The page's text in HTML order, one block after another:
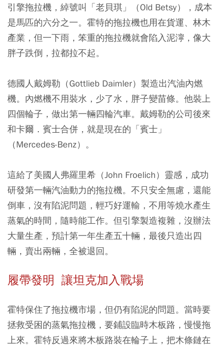
引擎拖拉機，綽號叫「老貝琪」（Old Betsy），成本
是馬匹的六分之一。霍特的拖拉機也用在貨運、林木
產業，但一下雨，笨重的拖拉機就會陷入泥濘，像大
胖子跌倒，拉都拉不起。
德國人戴姆勒（Gottlieb Daimler）製造出汽油內燃
機。內燃機不用裝水，少了水，胖子變苗條。他裝上
四個輪子，做出第一輛四輪汽車。戴姆勒的公司後來
和卡爾．賓士合併，就是現在的「賓士」
（Mercedes-Benz）。
這給了美國人弗羅里希（John Froelich）靈感，成功
研發第一輛汽油動力的拖拉機。不只安全無慮，還能
倒車，沒有陷泥問題，輕巧好運輸，不用等燒水產生
蒸氣的時間，隨時能工作。但引擎製造複雜，沒辦法
大量生產，預計第一年生產五十輛，最後只造出四
輛，賣出兩輛，全被退回。
履帶發明 讓坦克加入戰場
霍特保住了拖拉機市場，但仍有陷泥的問題。當時要
拯救受困的蒸氣拖拉機，要鋪設臨時木板路，慢慢拖
上來。霍特反過來將木板路裝在輪子上，把木條鏈在